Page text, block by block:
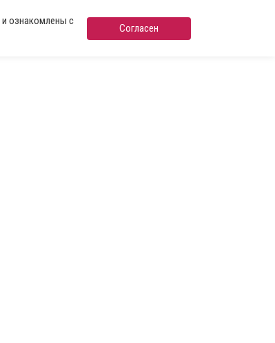
и ознакомлены с
Согласен